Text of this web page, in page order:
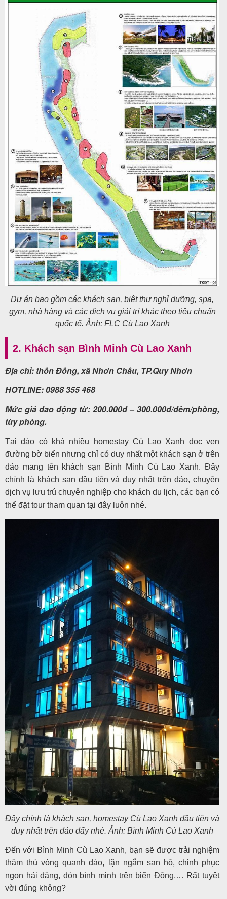
Dự án bao gồm các khách sạn, biệt thự nghỉ dưỡng, spa,
gym, nhà hàng và các dịch vụ giải trí khác theo tiêu chuẩn
quốc tế. Ảnh: FLC Cù Lao Xanh
2. Khách sạn Bình Minh Cù Lao Xanh
Địa chỉ: thôn Đông, xã Nhơn Châu, TP.Quy Nhơn
HOTLINE: 0988 355 468
Mức giá dao động từ: 200.000đ – 300.000đ/đêm/phòng,
tùy phòng.
Tại đảo có khá nhiều homestay Cù Lao Xanh dọc ven
đường bờ biển nhưng chỉ có duy nhất một khách sạn ở trên
đảo mang tên khách sạn Bình Minh Cù Lao Xanh. Đây
chính là khách sạn đầu tiên và duy nhất trên đảo, chuyên
dịch vụ lưu trú chuyên nghiệp cho khách du lịch, các bạn có
thể đặt tour tham quan tại đây luôn nhé.
Đây chính là khách sạn, homestay Cù Lao Xanh đầu tiên và
duy nhất trên đảo đấy nhé. Ảnh: Bình Minh Cù Lao Xanh
Đến với Bình Minh Cù Lao Xanh, bạn sẽ được trải nghiệm
thăm thú vòng quanh đảo, lặn ngắm san hô, chinh phục
ngọn hải đăng, đón bình minh trên biển Đông,… Rất tuyệt
vời đúng không?